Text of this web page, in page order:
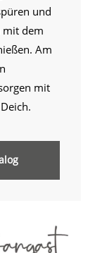
und
mit dem
Am
mit